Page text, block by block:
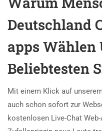
Deutschland
apps Wählen
Beliebtesten
Mit einem Klick auf
auch schon sofort zur
kostenlosen Live-Chat